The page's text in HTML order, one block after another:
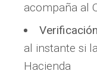
acompaña al
Verificación
al instante si
Hacienda